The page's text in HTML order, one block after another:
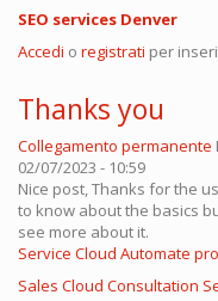
SEO services Denver
Accedi o registrati per
Thanks you
Collegamento permanente
02/07/2023 - 10:59
Nice post, Thanks for the
to know about the basics
see more about it.
Service Cloud Automate
Sales Cloud Consultation